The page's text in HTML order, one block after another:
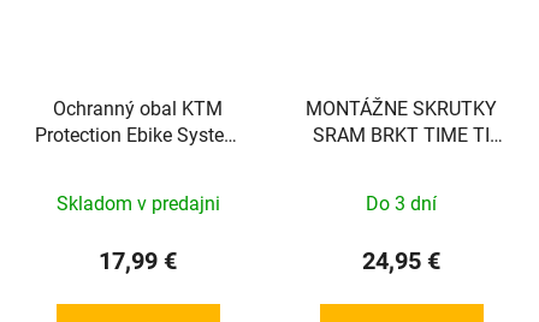
Ochranný obal KTM
Protection Ebike System
Skladom v predajni
17,99 €
MONTÁŽNE SKRUTKY
SRAM BRKT TIME TI
Do 3 dní
24,95 €